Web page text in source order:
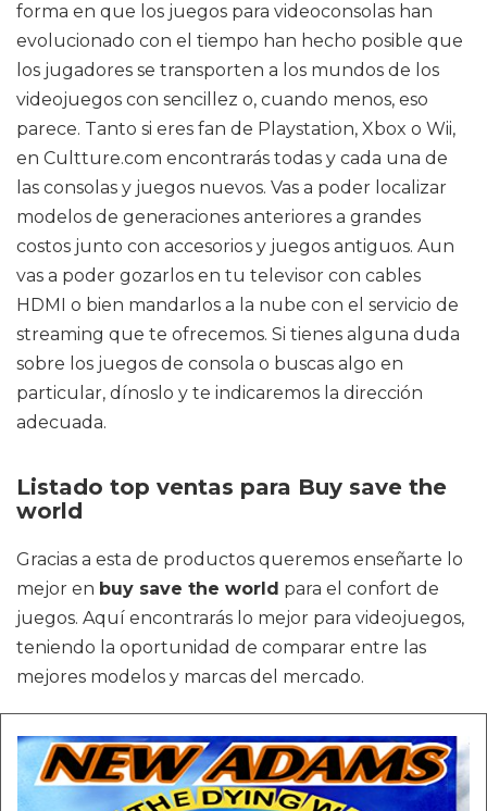
forma en que los juegos para videoconsolas han
evolucionado con el tiempo han hecho posible que
los jugadores se transporten a los mundos de los
videojuegos con sencillez o, cuando menos, eso
parece. Tanto si eres fan de Playstation, Xbox o Wii,
en Cultture.com encontrarás todas y cada una de
las consolas y juegos nuevos. Vas a poder localizar
modelos de generaciones anteriores a grandes
costos junto con accesorios y juegos antiguos. Aun
vas a poder gozarlos en tu televisor con cables
HDMI o bien mandarlos a la nube con el servicio de
streaming que te ofrecemos. Si tienes alguna duda
sobre los juegos de consola o buscas algo en
particular, dínoslo y te indicaremos la dirección
adecuada.
Listado top ventas para Buy save the
world
Gracias a esta de productos queremos enseñarte lo
mejor en buy save the world para el confort de
juegos. Aquí encontrarás lo mejor para videojuegos,
teniendo la oportunidad de comparar entre las
mejores modelos y marcas del mercado.